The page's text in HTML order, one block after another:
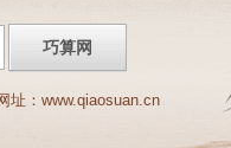
址：www.qiaosuan.cn